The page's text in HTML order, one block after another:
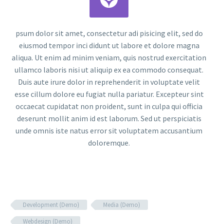
psum dolor sit amet, consectetur adi pisicing elit, sed do
eiusmod tempor inci didunt ut labore et dolore magna
aliqua. Ut enim ad minim veniam, quis nostrud exercitation
ullamco laboris nisi ut aliquip ex ea commodo consequat.
Duis aute irure dolor in reprehenderit in voluptate velit
esse cillum dolore eu fugiat nulla pariatur. Excepteur sint
occaecat cupidatat non proident, sunt in culpa qui officia
deserunt mollit anim id est laborum. Sed ut perspiciatis
unde omnis iste natus error sit voluptatem accusantium
doloremque.
Development (Demo)
Media (Demo)
Webdesign (Demo)